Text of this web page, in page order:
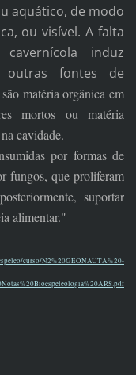
aquático, de modo
ou visível. A falta
induz
outras fontes de
matéria orgânica em
mortos ou matéria
cavidade.
por formas de
fungos, que proliferam
suportar
alimentar."
curso/N2%20GEONAUTA%20-